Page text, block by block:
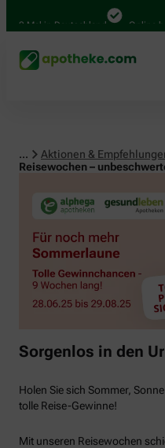
Mal in Deutschland Online bei
...
Aktionen &
Reisewochen –
Sorgenlos in den
Holen Sie sich Sommer,
tolle Reise-Gewinne!
Mit unseren Reisewochen